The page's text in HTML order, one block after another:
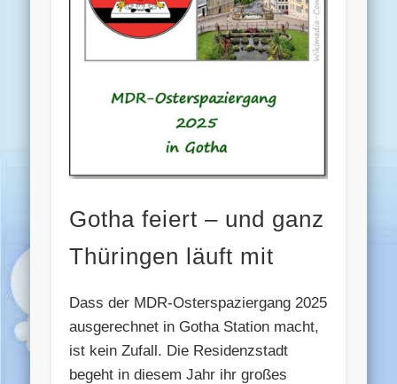
Gotha feiert – und ganz
Thüringen läuft mit
Dass der MDR-Osterspaziergang 2025
ausgerechnet in Gotha Station macht,
ist kein Zufall. Die Residenzstadt
begeht in diesem Jahr ihr großes